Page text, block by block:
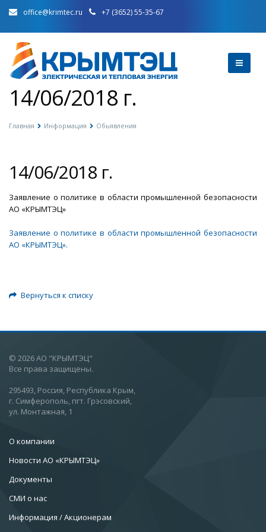
office@krimtec.ru +7 (3652) 55-35-67
14/06/2018 г.
Главная Информация Обьявления
14/06/2018 г.
Заявление о политике в области промышленной безопасности
АО «КРЫМТЭЦ»
Заявление о политике в области промышленной безопасности
АО «КРЫМТЭЦ».
Вернуться к списку
© 2026 АО "КРЫМТЭЦ"
Все права защищены.
295493, Россия, Республика Крым,
г. Симферополь, пгт. Грэсовский,
ул. Монтажная, 1
О компании
Новости АО «КРЫМТЭЦ»
Документы
СМИ о нас
Информация / Акционерам